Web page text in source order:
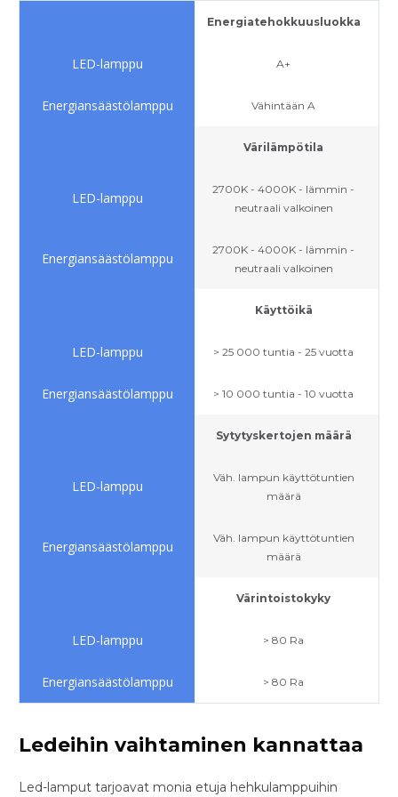
Energiatehokkuusluokka
A+
Vähintään A
Värilämpötila
2700K - 4000K - lämmin -
neutraali valkoinen
2700K - 4000K - lämmin -
neutraali valkoinen
Käyttöikä
> 25 000 tuntia - 25 vuotta
> 10 000 tuntia - 10 vuotta
Sytytyskertojen määrä
Väh. lampun käyttötuntien
määrä
Väh. lampun käyttötuntien
määrä
Värintoistokyky
> 80 Ra
> 80 Ra
Ledeihin vaihtaminen kannattaa
Led-lamput tarjoavat monia etuja hehkulamppuihin